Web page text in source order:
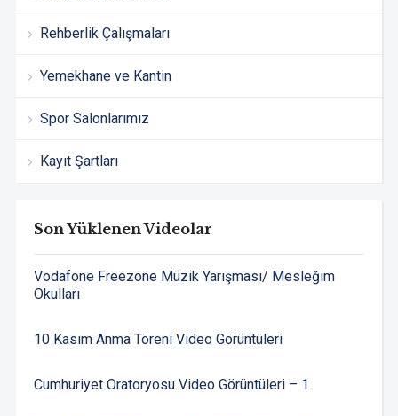
Rehberlik Çalışmaları
Yemekhane ve Kantin
Spor Salonlarımız
Kayıt Şartları
Son Yüklenen Videolar
Vodafone Freezone Müzik Yarışması/ Mesleğim
Okulları
10 Kasım Anma Töreni Video Görüntüleri
Cumhuriyet Oratoryosu Video Görüntüleri – 1